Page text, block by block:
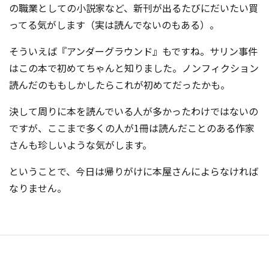
の職業としての小説家など、新刊が出るたびにだいたい買
ってる気がします（実は読んでないのもある）。
そういえば『アンダーグラウンド』もですね。サリン事件
はこの本で初めてちゃんと知りました。ノンフィクション
読んだのももしかしたらこれが初めてだったかも。
決して周りに本を読んでいる人が多かったわけではないの
ですが、ここまで多くの人が1冊は読んだことのある作家
さんも珍しいような気がします。
ということで、今日は帰りがけに本屋さんによらなければ
なりません。